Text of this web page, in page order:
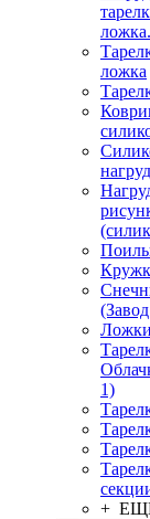
ложка.
ложка
1)
+